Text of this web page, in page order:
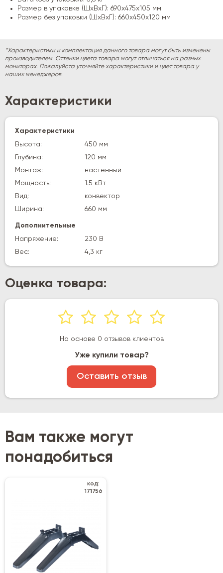
Размер в упаковке (ШхВхГ): 690х475х105 мм
Размер без упаковки (ШхВхГ): 660х450х120 мм
*Характеристики и комплектация данного товара могут быть изменены
производителем. Оттенки цвета товара могут отличаться на разных
мониторах. Пожалуйста уточняйте характеристики и цвет товара у
наших менеджеров.
Характеристики
Характеристики
Высота:
450 мм
Глубина:
120 мм
Монтаж:
настенный
Мощность:
1.5 кВт
Вид:
конвектор
Ширина:
660 мм
Дополнительные
Напряжение:
230 В
Вес:
4,3 кг
Оценка товара:
На основе 0 отзывов клиентов
Уже купили товар?
Оставить отзыв
Вам также могут
понадобиться
код:
171756